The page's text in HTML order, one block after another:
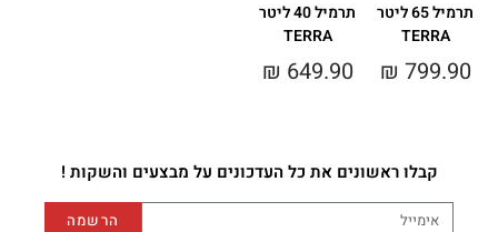
תרמיל 65 ליטר
TERRA
₪ 799.90
תרמיל 40 ליטר
TERRA
₪ 649.90
קבלו ראשונים את כל העדכונים על מבצעים והשקות !
הרשמה